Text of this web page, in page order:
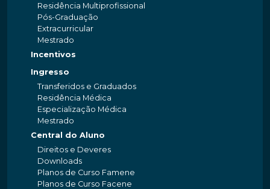
Residência Multiprofissional
Pós-Graduação
Extracurricular
Mestrado
Incentivos
Ingresso
Transferidos e Graduados
Residência Médica
Especialização Médica
Mestrado
Central do Aluno
Direitos e Deveres
Downloads
Planos de Curso Famene
Planos de Curso Facene